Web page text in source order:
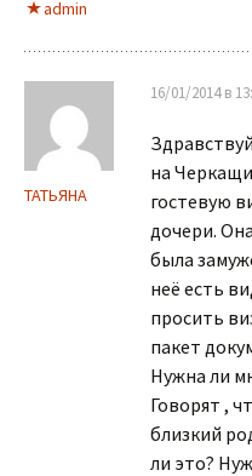
admin
ТАТЬЯНА
16/01/2014 в
на
гостевую
дочери.
была
неё есть
просить
пакет
Нужна ли
Говорят ,
близкий
ли это?